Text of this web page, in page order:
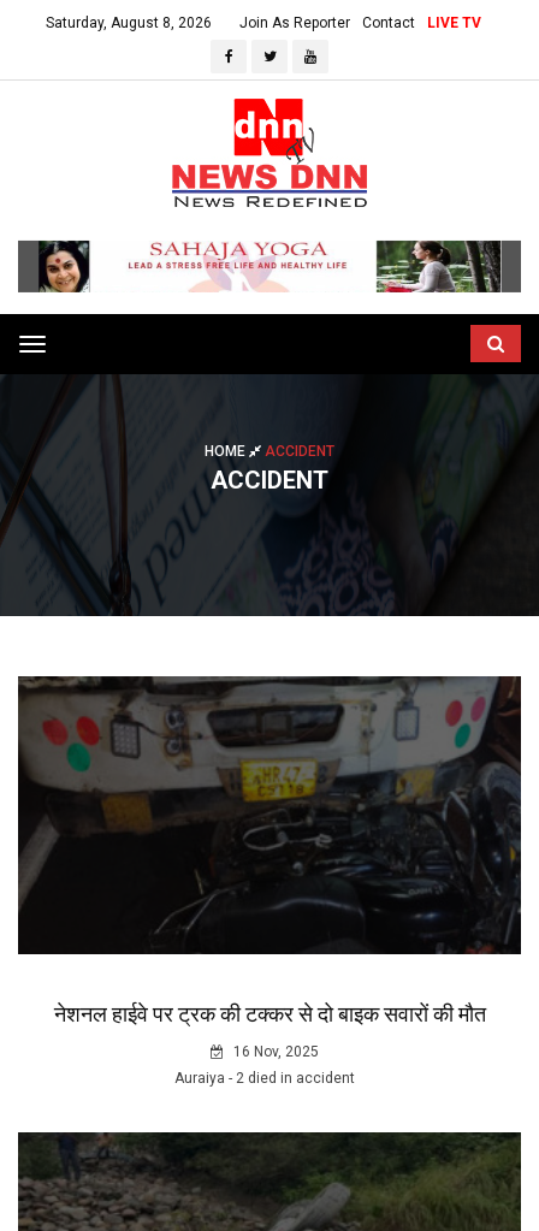
Saturday, August 8, 2026 Join As Reporter Contact LIVE TV
Toggle
navigation
HOME ACCIDENT
ACCIDENT
नेशनल हाईवे पर ट्रक की टक्कर से दो बाइक सवारों की मौत
16 Nov, 2025
Auraiya - 2 died in accident